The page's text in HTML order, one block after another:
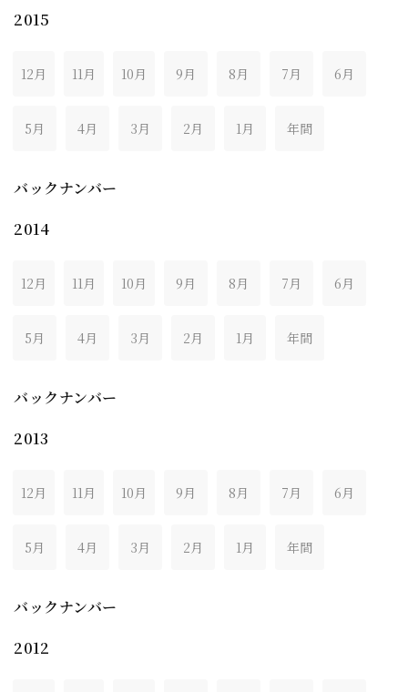
2015
12月 11月 10月 9月 8月 7月 6月
5月 4月 3月 2月 1月 年間
バックナンバー
2014
12月 11月 10月 9月 8月 7月 6月
5月 4月 3月 2月 1月 年間
バックナンバー
2013
12月 11月 10月 9月 8月 7月 6月
5月 4月 3月 2月 1月 年間
バックナンバー
2012